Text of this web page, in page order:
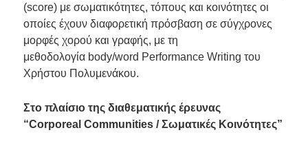
(score) με σωματικότητες, τόπους και κοινότητες οι
οποίες έχουν διαφορετική πρόσβαση σε σύγχρονες
μορφές χορού και γραφής, με τη
μεθοδολογία body/word Performance Writing του
Χρήστου Πολυμενάκου.
Στο πλαίσιο της διαθεματικής έρευνας
“CorporealCommunities / Σωματικές Κοινότητες”